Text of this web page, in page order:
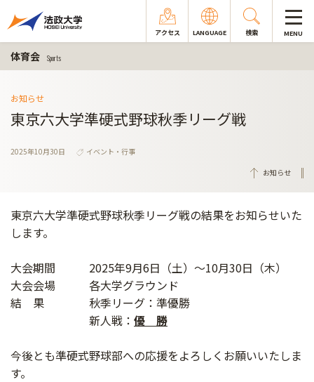
アクセス LANGUAGE 検索 MENU
体育会 Sports
お知らせ
東京六大学準硬式野球秋季リーグ戦
2025年10月30日
イベント・行事
お知らせ
東京六大学準硬式野球秋季リーグ戦の結果をお知らせいた
します。
大会期間 2025年9月6日（土）～10月30日（木）
大会会場 各大学グラウンド
結 果 秋季リーグ：準優勝
新人戦： 優 勝
今後とも準硬式野球部への応援をよろしくお願いいたしま
す。